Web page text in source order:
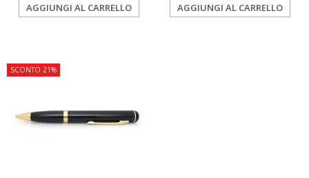
AGGIUNGI AL CARRELLO AGGIUNGI AL CARRELLO
SCONTO 21%